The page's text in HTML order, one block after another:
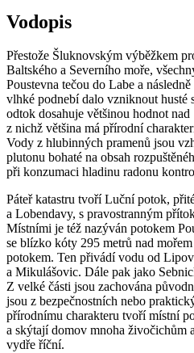
Vodopis
Přestože Šluknovským výběžkem
Baltského a Severního moře,
Poustevna tečou do Labe a
vlhké podnebí dalo vzniknout
odtok dosahuje většinou hodnot
z nichž většina má přírodní
Vody z hlubinných pramenů jsou
plutonu bohaté na obsah
při konzumaci hladinu radonu
Páteř katastru tvoří Luční potok,
a Lobendavy, s pravostranným
Místními je též nazýván potokem
se blízko kóty 295 metrů nad
potokem. Ten přivádí vodu od
a Mikulášovic. Dále pak jako
Z velké části jsou zachována
jsou z bezpečnostních nebo
přírodnímu charakteru tvoří místní
a skýtají domov mnoha živočichům
vydře říční.